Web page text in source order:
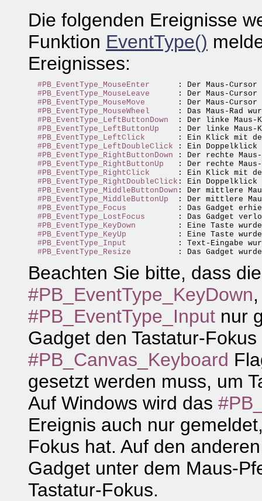
Die folgenden Ereignisse
Funktion EventType()
Ereignisses:
#PB_EventType_MouseEnter
: Der Maus-Cursor
#PB_EventType_MouseLeave
: Der Maus-Cursor
#PB_EventType_MouseMove
: Der Maus-Cursor
#PB_EventType_MouseWheel
: Das Maus-Rad
#PB_EventType_LeftButtonDown
: Der linke Maus-
#PB_EventType_LeftButtonUp
: Der linke Maus-
#PB_EventType_LeftClick
: Ein Klick mit
#PB_EventType_LeftDoubleClick : Ein Doppelklick
#PB_EventType_RightButtonDown : Der rechte
#PB_EventType_RightButtonUp
: Der rechte
#PB_EventType_RightClick
: Ein Klick mit
#PB_EventType_RightDoubleClick : Ein Doppelklick
#PB_EventType_MiddleButtonDown : Der mittlere
#PB_EventType_MiddleButtonUp
: Der mittlere
#PB_EventType_Focus
: Das Gadget
#PB_EventType_LostFocus
: Das Gadget
#PB_EventType_KeyDown
: Eine Taste
#PB_EventType_KeyUp
: Eine Taste
#PB_EventType_Input
: Text-Eingabe
#PB_EventType_Resize
Beachten Sie bitte, dass
#PB_EventType_KeyDown
#PB_EventType_Input nur
Gadget den Tastatur-
#PB_Canvas_Keyboard
gesetzt werden muss, um
Auf Windows wird das
Ereignis auch nur
Fokus hat. Auf den
Gadget unter dem Maus-
Tastatur-Fokus.